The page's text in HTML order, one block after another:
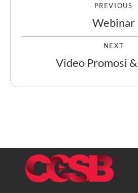
PREVIOUS
Webinar
NEXT
Video Promosi